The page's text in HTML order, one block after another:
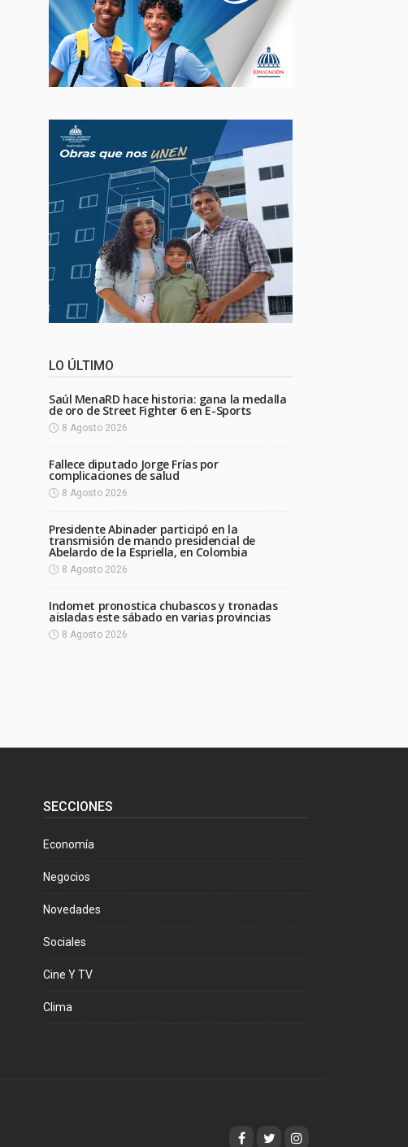
LO ÚLTIMO
Saúl MenaRD hace historia: gana la medalla
de oro de Street Fighter 6 en E-Sports
8 Agosto 2026
Fallece diputado Jorge Frías por
complicaciones de salud
8 Agosto 2026
Presidente Abinader participó en la
transmisión de mando presidencial de
Abelardo de la Espriella, en Colombia
8 Agosto 2026
Indomet pronostica chubascos y tronadas
aisladas este sábado en varias provincias
8 Agosto 2026
SECCIONES
Economía
Negocios
Novedades
Sociales
Cine Y TV
Clima